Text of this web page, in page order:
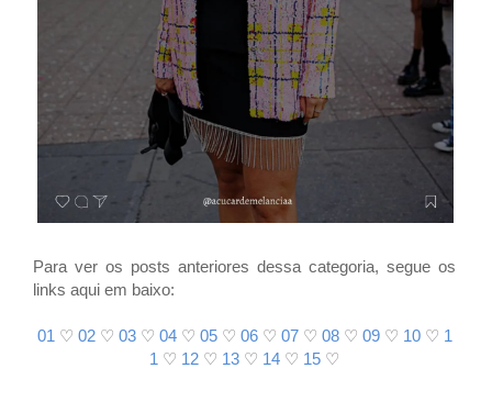
Para ver os posts anteriores dessa categoria, segue os
links aqui em baixo:
01 ♡ 02 ♡ 03 ♡ 04 ♡ 05 ♡ 06 ♡ 07 ♡ 08 ♡ 09 ♡ 10 ♡ 1
1 ♡ 12 ♡ 13 ♡ 14 ♡ 15 ♡